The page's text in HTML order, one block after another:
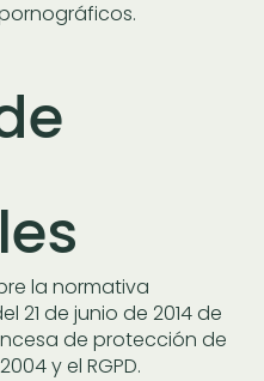
la normativa
21 de junio de 2014 de
de protección de
y el RGPD.